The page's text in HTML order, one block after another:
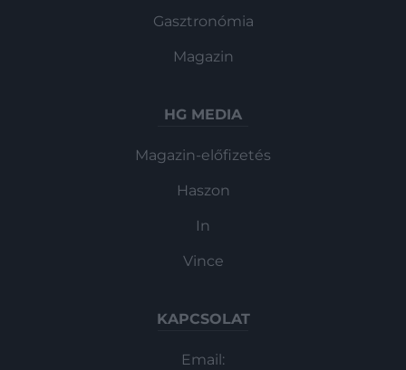
Gasztronómia
Magazin
HG MEDIA
Magazin-előfizetés
Haszon
In
Vince
KAPCSOLAT
Email: